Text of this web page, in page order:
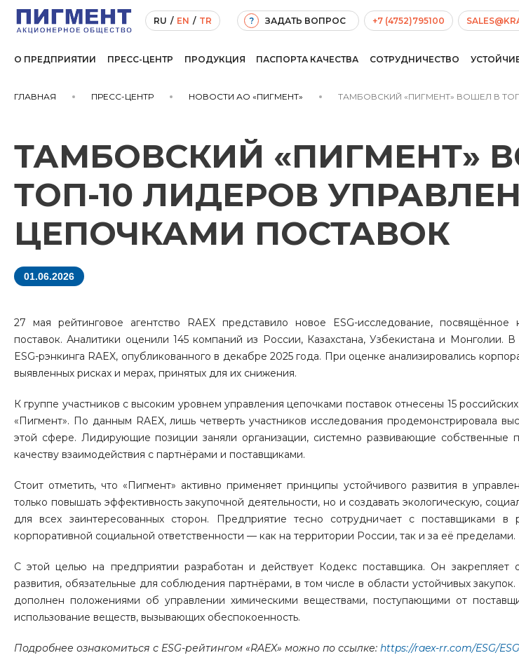
RU / EN / TR ? ЗАДАТЬ ВОПРОС +7 (4752)795100
О ПРЕДПРИЯТИИ ПРЕСС-ЦЕНТР ПРОДУКЦИЯ ПАСПОРТА КАЧЕСТВА СОТРУДНИЧЕСТВО
ГЛАВНАЯ ПРЕСС-ЦЕНТР НОВОСТИ АО «ПИГМЕНТ» ТАМБОВСКИЙ «ПИГМЕНТ» ВОШЕЛ В
ТАМБОВСКИЙ «ПИГМЕНТ»
ТОП-10 ЛИДЕРОВ
ЦЕПОЧКАМИ ПОСТАВОК
01.06.2026
27 мая рейтинговое агентство RAEX представило новое ESG-исследование, посвящённое
поставок. Аналитики оценили 145 компаний из России, Казахстана, Узбекистана и Монголии.
ESG-рэнкинга RAEX, опубликованного в декабре 2025 года. При оценке анализировались
выявленных рисках и мерах, принятых для их снижения.
К группе участников с высоким уровнем управления цепочками поставок отнесены 15
«Пигмент». По данным RAEX, лишь четверть участников исследования продемонстрировала
этой сфере. Лидирующие позиции заняли организации, системно развивающие собственные
качеству взаимодействия с партнёрами и поставщиками.
Стоит отметить, что «Пигмент» активно применяет принципы устойчивого развития в
только повышать эффективность закупочной деятельности, но и создавать экологическую,
для всех заинтересованных сторон. Предприятие тесно сотрудничает с поставщиками в
корпоративной социальной ответственности — как на территории России, так и за её пределами.
С этой целью на предприятии разработан и действует Кодекс поставщика. Он закрепляет
развития, обязательные для соблюдения партнёрами, в том числе в области устойчивых
дополнен положениями об управлении химическими веществами, поступающими от
использование веществ, вызывающих обеспокоенность.
Подробнее ознакомиться с ESG-рейтингом «RAEX» можно по ссылке: https://raex-rr.com/ESG/